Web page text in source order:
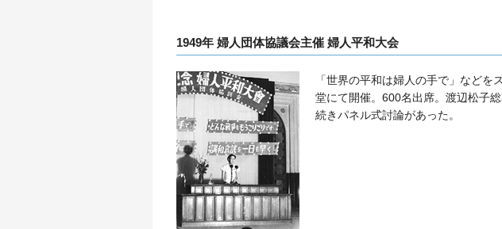
1949年 婦人団体協議会主催 婦人平和大会
「世界の平和は婦人の手で」などを
堂にて開催。600名出席。渡辺松子
続きパネル式討論があった。